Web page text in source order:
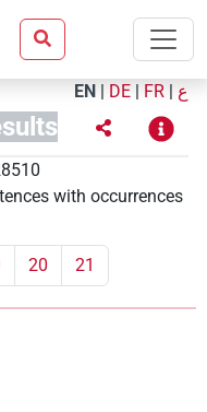
EN | DE | FR | ع
with occurrences
20 21